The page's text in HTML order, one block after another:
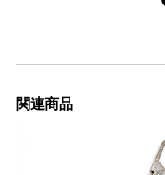
関連商品